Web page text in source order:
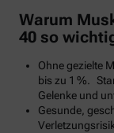
Warum
40 so
Ohne gezielte
bis zu 1 %.
Gelenke und
Gesunde,